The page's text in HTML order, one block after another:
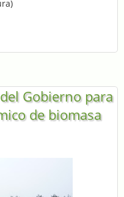
Gobierno para
de biomasa